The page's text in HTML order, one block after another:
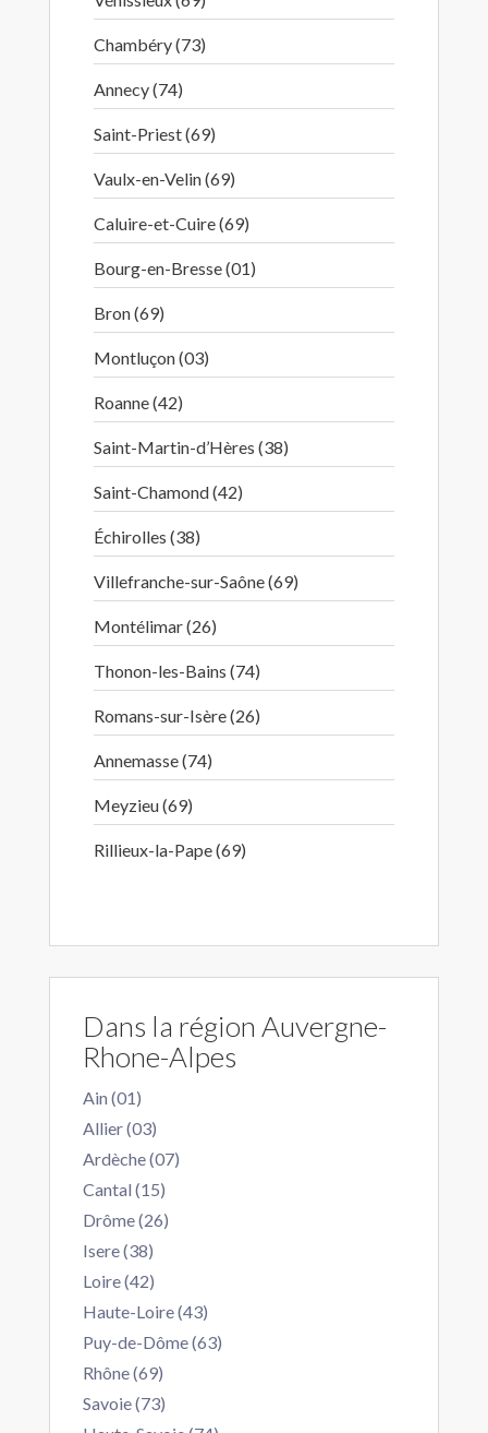
Chambéry (73)
Annecy (74)
Saint-Priest (69)
Vaulx-en-Velin (69)
Caluire-et-Cuire (69)
Bourg-en-Bresse (01)
Bron (69)
Montluçon (03)
Roanne (42)
Saint-Martin-d’Hères (38)
Saint-Chamond (42)
Échirolles (38)
Villefranche-sur-Saône (69)
Montélimar (26)
Thonon-les-Bains (74)
Romans-sur-Isère (26)
Annemasse (74)
Meyzieu (69)
Rillieux-la-Pape (69)
Dans la région Auvergne-
Rhone-Alpes
Ain (01)
Allier (03)
Ardèche (07)
Cantal (15)
Drôme (26)
Isere (38)
Loire (42)
Haute-Loire (43)
Puy-de-Dôme (63)
Rhône (69)
Savoie (73)